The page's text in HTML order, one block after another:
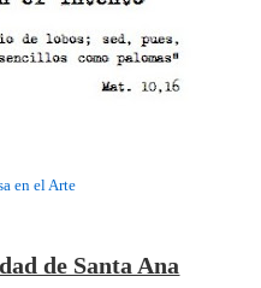
en el Arte
de Santa Ana